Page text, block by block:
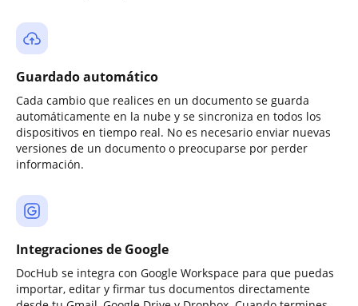
Guardado automático
Cada cambio que realices en un documento se guarda
automáticamente en la nube y se sincroniza en todos los
dispositivos en tiempo real. No es necesario enviar nuevas
versiones de un documento o preocuparse por perder
información.
Integraciones de Google
DocHub se integra con Google Workspace para que puedas
importar, editar y firmar tus documentos directamente